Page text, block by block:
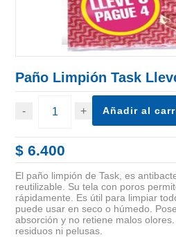
Paño Limpión Task
Añadir al
$ 6.400
El paño limpión de Task, es
reutilizable. Su tela con poros
rápidamente. Es útil para limpiar
puede usar en seco o húmedo.
absorción y no retiene malos
residuos ni pelusas.